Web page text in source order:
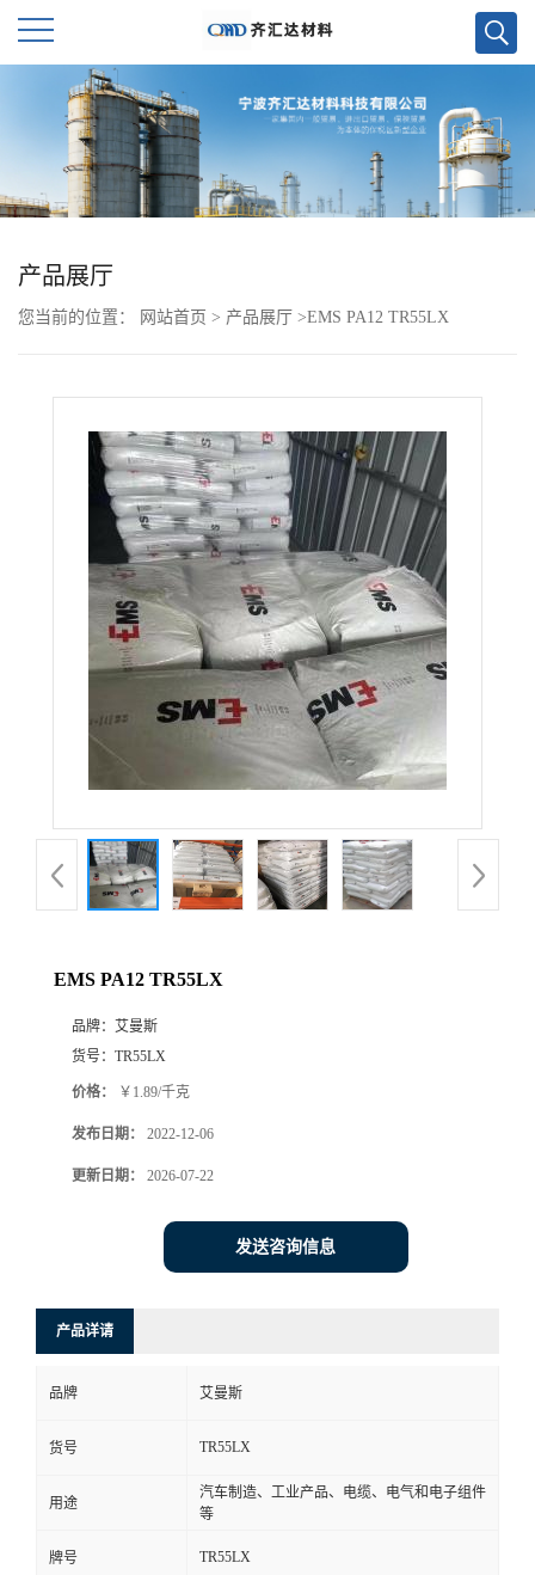
首
页
公
品
厅
系
产品展厅
您当前的位置： 网站首页 > 产品展厅 >EMS PA12 TR55LX
EMS PA12 TR55LX
品牌： 艾曼斯
货号： TR55LX
价格： ￥1.89/千克
发布日期： 2022-12-06
更新日期： 2026-07-22
发送咨询信息
产品详请
品牌 艾曼斯
货号 TR55LX
用途
汽车制造、工业产品、电缆、电气和电子组件
等
牌号 TR55LX